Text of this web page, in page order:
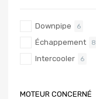
Downpipe 6
Échappement 8
Intercooler 6
MOTEUR CONCERNÉ